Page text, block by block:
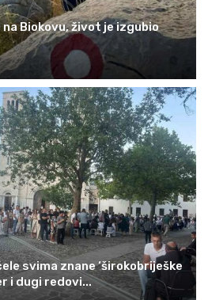
Biokovu, život je izgubio
svima znane ‘širokobriješke
i dugi redovi...